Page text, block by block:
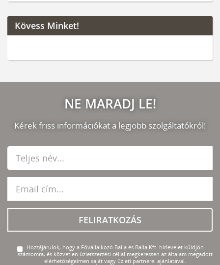
Kövess Minket!
NE MARADJ LE!
Kérek friss információkat a legjobb szolgáltatókról!
FELIRATKOZÁS
Hozzájárulok, hogy a Fővállalkozó Balla és Balla Kft. hírlevelet küldjön
számomra, és közvetlen üzletszerzési céllal megkeressen az általam megadott
elérhetőségeimen saját vagy üzleti partnerei ajánlatával.